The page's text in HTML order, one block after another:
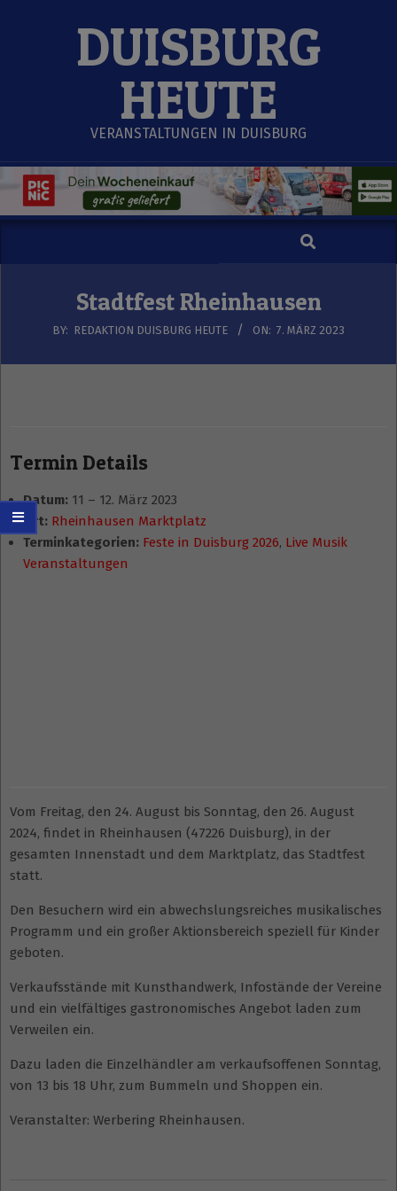
DUISBURG
HEUTE
VERANSTALTUNGEN IN DUISBURG
Search
Stadtfest Rheinhausen
BY: REDAKTION DUISBURG HEUTE ON: 7. MÄRZ 2023
Termin Details
Datum: 11 – 12. März 2023
Ort: Rheinhausen Marktplatz
Terminkategorien: Feste in Duisburg 2026, Live Musik
Veranstaltungen
Vom Freitag, den 24. August bis Sonntag, den 26. August
2024, findet in Rheinhausen (47226 Duisburg), in der
gesamten Innenstadt und dem Marktplatz, das Stadtfest
statt.
Den Besuchern wird ein abwechslungsreiches musikalisches
Programm und ein großer Aktionsbereich speziell für Kinder
geboten.
Verkaufsstände mit Kunsthandwerk, Infostände der Vereine
und ein vielfältiges gastronomisches Angebot laden zum
Verweilen ein.
Dazu laden die Einzelhändler am verkaufsoffenen Sonntag,
von 13 bis 18 Uhr, zum Bummeln und Shoppen ein.
Veranstalter: Werbering Rheinhausen.